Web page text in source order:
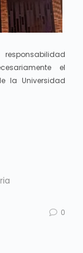
el
la Universidad
0